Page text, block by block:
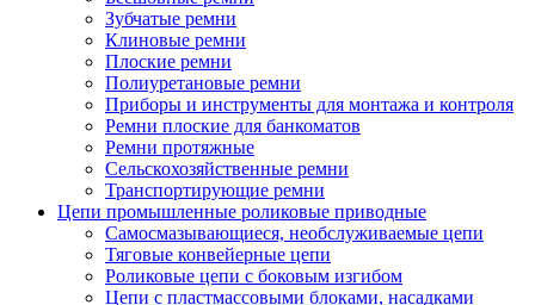
Зубчатые ремни
Клиновые ремни
Плоские ремни
Полиуретановые ремни
Приборы и инструменты для монтажа и контроля
Ремни плоские для банкоматов
Ремни протяжные
Сельскохозяйственные ремни
Транспортирующие ремни
Цепи промышленные роликовые приводные
Самосмазывающиеся, необслуживаемые цепи
Тяговые конвейерные цепи
Роликовые цепи с боковым изгибом
Цепи с пластмассовыми блоками, насадками